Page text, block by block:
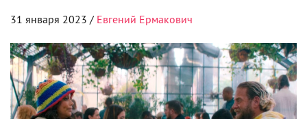
31 января 2023 / Евгений Ермакович